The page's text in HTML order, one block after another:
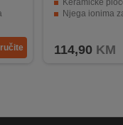
Keramičke
Njega ionima
114,90 KM